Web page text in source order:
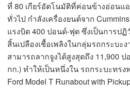
ที่ 80 เกียร์อัตโนมัติที่ค่อนข้างอ่อนแ
ทั่วไป กำลังเครื่องยนต์จาก
แรงบิด 400 ปอนด์-ฟุต ซึ่งเป็นการป
สิ้นเปลืองเชื้อเพลิงในกลุ่มรถกระบะ
สามารถลากจูงได้สูงสุดถึง 11,900
กก.) ทำให้เป็นหนึ่งใน รถกระบะทร
Ford Model T Runabout with